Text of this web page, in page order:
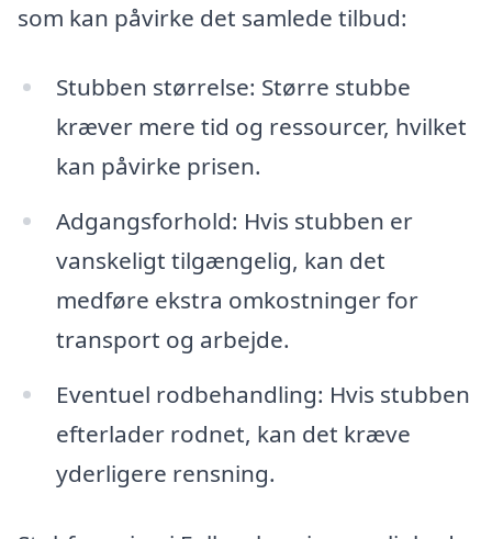
som kan påvirke det samlede tilbud:
Stubben størrelse: Større stubbe
kræver mere tid og ressourcer, hvilket
kan påvirke prisen.
Adgangsforhold: Hvis stubben er
vanskeligt tilgængelig, kan det
medføre ekstra omkostninger for
transport og arbejde.
Eventuel rodbehandling: Hvis stubben
efterlader rodnet, kan det kræve
yderligere rensning.